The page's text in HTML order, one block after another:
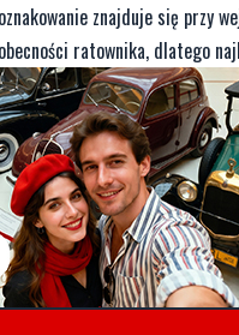
znajduje się przy
ratownika, dlatego